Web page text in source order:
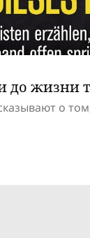
жизни
о